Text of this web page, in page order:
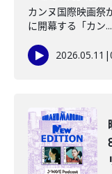
カンヌ国際映画祭
に開幕する「カン...
2026.05.11 |